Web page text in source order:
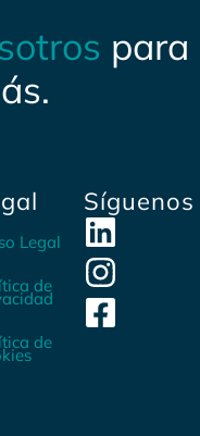
para
Legal
de
de
Síguenos